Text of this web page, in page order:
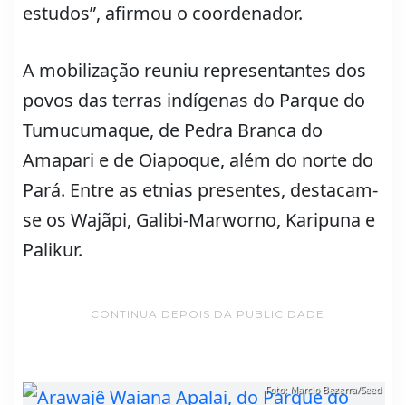
estudos”, afirmou o coordenador.
A mobilização reuniu representantes dos
povos das terras indígenas do Parque do
Tumucumaque, de Pedra Branca do
Amapari e de Oiapoque, além do norte do
Pará. Entre as etnias presentes, destacam-
se os Wajãpi, Galibi-Marworno, Karipuna e
Palikur.
CONTINUA DEPOIS DA PUBLICIDADE
Foto: Marcio Bezerra/Seed